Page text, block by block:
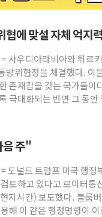
에 맞설 자체 억지
사우디아라비아와 튀르
방위협정을 체결했다. 이
존재감을 갖는 국가들이
극대화되는 반면 그 동안
음 주"
도널드 트럼프 미국 행정
토하고 있다고 로이터통
지시간) 보도했다. 블룸
해 이 같은 행정명령이